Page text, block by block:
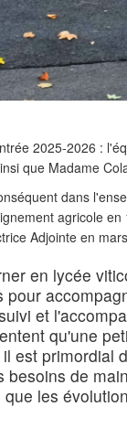
2025-2026 :
que Madame
dans
agricole
Adjointe en
en lycée
pour
et
qu'une
est primordial
besoins de
les